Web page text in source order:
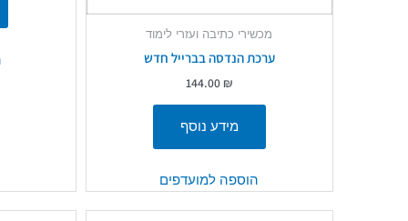
מכשירי כתיבה ועזרי לימוד
ערכת הנדסה בברייל חדש
144.00 ₪
מידע נוסף
הוספה למועדפים